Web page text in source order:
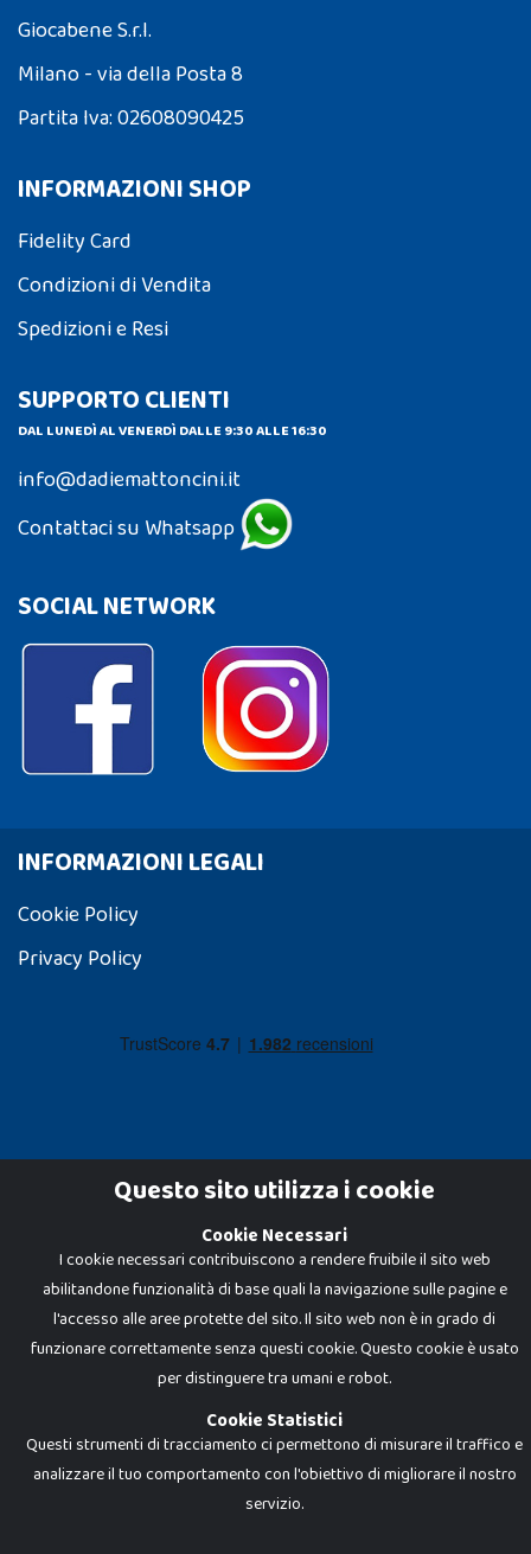
Giocabene S.r.l.
Milano - via della Posta 8
Partita Iva: 02608090425
INFORMAZIONI SHOP
Fidelity Card
Condizioni di Vendita
Spedizioni e Resi
SUPPORTO CLIENTI
DAL LUNEDÌ AL VENERDÌ DALLE 9:30 ALLE 16:30
info@dadiemattoncini.it
Contattaci su Whatsapp
SOCIAL NETWORK
INFORMAZIONI LEGALI
Cookie Policy
Privacy Policy
Dadi e Mattoncini è un brand di Giocabene Srl. Ogni riproduzione o utilizzo non
espressamente autorizzato è severamente vietato. Tutti i loghi, marchi,
brand elencati nel presente shop sono di proprietà dei rispettivi titolari.
I prezzi e le promozioni pubblicate potrebbero differire da quanto esposto in
negozio.
Giocabene Srl - via della Posta 8, 20123 Milano (MI)
P.IVA 02608090425 - REA AN201199 - C.S. 10.000 i.v.
Questo sito utilizza i cookie
Cookie Necessari
I cookie necessari contribuiscono a rendere fruibile il sito web
abilitandone funzionalità di base quali la navigazione sulle pagine e
l'accesso alle aree protette del sito. Il sito web non è in grado di
funzionare correttamente senza questi cookie. Questo cookie è usato
per distinguere tra umani e robot.
Cookie Statistici
Questi strumenti di tracciamento ci permettono di misurare il traffico e
analizzare il tuo comportamento con l'obiettivo di migliorare il nostro
servizio.